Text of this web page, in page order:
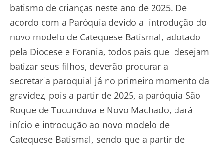
batismo de crianças neste ano de 2025. De
acordo com a Paróquia devido a introdução do
novo modelo de Catequese Batismal, adotado
pela Diocese e Forania, todos pais que desejam
batizar seus filhos, deverão procurar a
secretaria paroquial já no primeiro momento da
gravidez, pois a partir de 2025, a paróquia São
Roque de Tucunduva e Novo Machado, dará
início e introdução ao novo modelo de
Catequese Batismal, sendo que a partir de